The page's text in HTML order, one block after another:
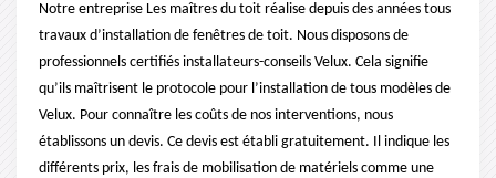
Notre entreprise Les maîtres du toit réalise depuis des années tous
travaux d’installation de fenêtres de toit. Nous disposons de
professionnels certifiés installateurs-conseils Velux. Cela signifie
qu’ils maîtrisent le protocole pour l’installation de tous modèles de
Velux. Pour connaître les coûts de nos interventions, nous
établissons un devis. Ce devis est établi gratuitement. Il indique les
différents prix, les frais de mobilisation de matériels comme une